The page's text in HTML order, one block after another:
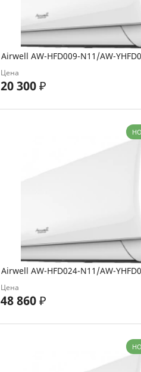
Airwell AW-HFD009-N11/AW-
Цена
20 300₽
Airwell AW-HFD024-N11/AW-
Цена
48 860₽